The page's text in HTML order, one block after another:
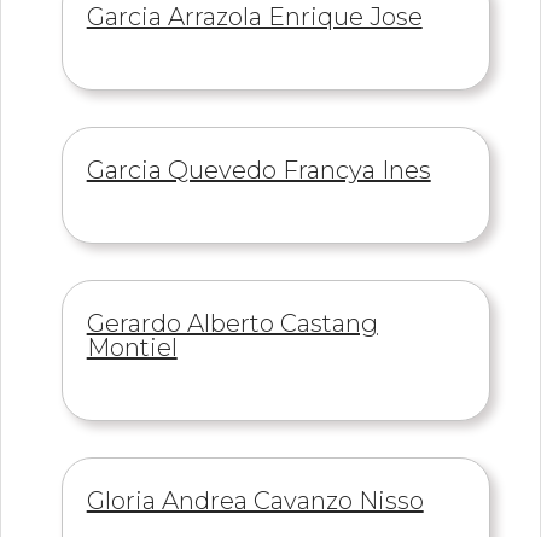
Información
Garcia Arrazola Enrique Jose
Información
Garcia Quevedo Francya Ines
Información
de
Gerardo Alberto Castang
Montiel
Información
Gloria Andrea Cavanzo Nisso